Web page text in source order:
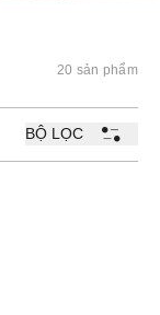
20 sản phẩm
BỘ LỌC